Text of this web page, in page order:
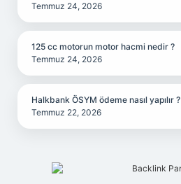
Temmuz 24, 2026
125 cc motorun motor hacmi nedir ?
Temmuz 24, 2026
Halkbank ÖSYM ödeme nasıl yapılır ?
Temmuz 22, 2026